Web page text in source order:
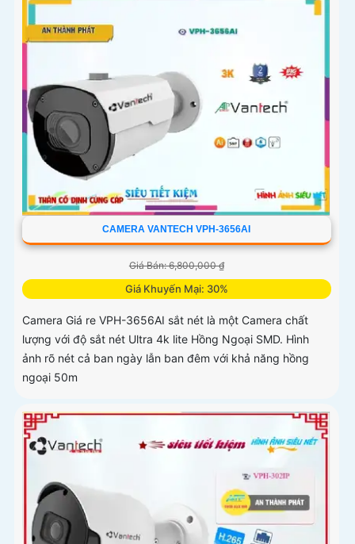
CAMERA VANTECH VPH-3656AI
Giá Bán: 6,800,000 ₫
Giá Khuyến Mại: 30%
Camera Giá re VPH-3656AI sắt nét là một Camera chất
lượng với độ sắt nét Ultra 4k lite Hồng Ngoại SMD. Hình
ảnh rõ nét cả ban ngày lẫn ban đêm với khả năng hồng
ngoại 50m